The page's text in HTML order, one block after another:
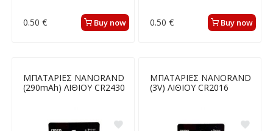
0.50 € Buy now 0.50 € Buy now
ΜΠΑΤΑΡΙΕΣ NANORAND
(290mAh) ΛΙΘΙΟΥ CR2430
ΜΠΑΤΑΡΙΕΣ NANORAND
(3V) ΛΙΘΙΟΥ CR2016